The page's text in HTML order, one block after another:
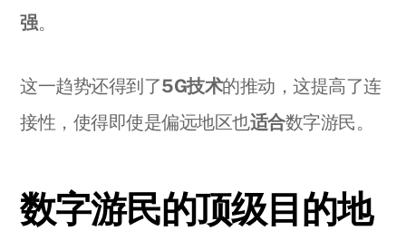
强。
这一趋势还得到了5G技术的推动，这提高了连
接性，使得即使是偏远地区也适合数字游民。
数字游民的顶级目的地